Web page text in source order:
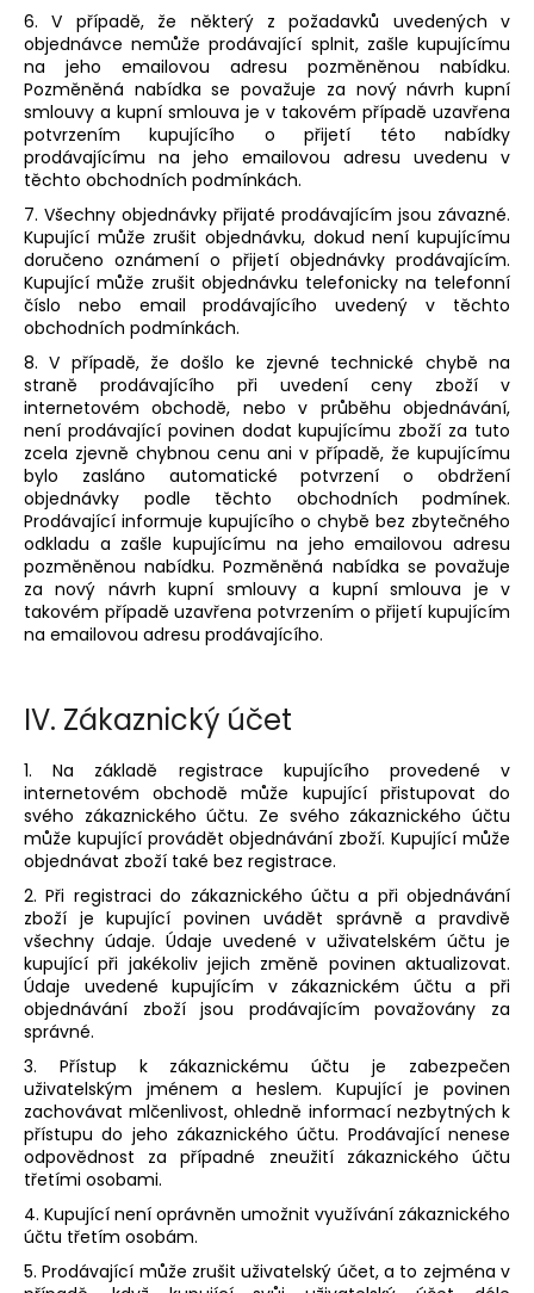
6. V případě, že některý z požadavků uvedených v
objednávce nemůže prodávající splnit, zašle kupujícímu
na jeho emailovou adresu pozměněnou nabídku.
Pozměněná nabídka se považuje za nový návrh kupní
smlouvy a kupní smlouva je v takovém případě uzavřena
potvrzením kupujícího o přijetí této nabídky
prodávajícímu na jeho emailovou adresu uvedenu v
těchto obchodních podmínkách.
7. Všechny objednávky přijaté prodávajícím jsou závazné.
Kupující může zrušit objednávku, dokud není kupujícímu
doručeno oznámení o přijetí objednávky prodávajícím.
Kupující může zrušit objednávku telefonicky na telefonní
číslo nebo email prodávajícího uvedený v těchto
obchodních podmínkách.
8. V případě, že došlo ke zjevné technické chybě na
straně prodávajícího při uvedení ceny zboží v
internetovém obchodě, nebo v průběhu objednávání,
není prodávající povinen dodat kupujícímu zboží za tuto
zcela zjevně chybnou cenu ani v případě, že kupujícímu
bylo zasláno automatické potvrzení o obdržení
objednávky podle těchto obchodních podmínek.
Prodávající informuje kupujícího o chybě bez zbytečného
odkladu a zašle kupujícímu na jeho emailovou adresu
pozměněnou nabídku. Pozměněná nabídka se považuje
za nový návrh kupní smlouvy a kupní smlouva je v
takovém případě uzavřena potvrzením o přijetí kupujícím
na emailovou adresu prodávajícího.
IV. Zákaznický účet
1. Na základě registrace kupujícího provedené v
internetovém obchodě může kupující přistupovat do
svého zákaznického účtu. Ze svého zákaznického účtu
může kupující provádět objednávání zboží. Kupující může
objednávat zboží také bez registrace.
2. Při registraci do zákaznického účtu a při objednávání
zboží je kupující povinen uvádět správně a pravdivě
všechny údaje. Údaje uvedené v uživatelském účtu je
kupující při jakékoliv jejich změně povinen aktualizovat.
Údaje uvedené kupujícím v zákaznickém účtu a při
objednávání zboží jsou prodávajícím považovány za
správné.
3. Přístup k zákaznickému účtu je zabezpečen
uživatelským jménem a heslem. Kupující je povinen
zachovávat mlčenlivost, ohledně informací nezbytných k
přístupu do jeho zákaznického účtu. Prodávající nenese
odpovědnost za případné zneužití zákaznického účtu
třetími osobami.
4. Kupující není oprávněn umožnit využívání zákaznického
účtu třetím osobám.
5. Prodávající může zrušit uživatelský účet, a to zejména v